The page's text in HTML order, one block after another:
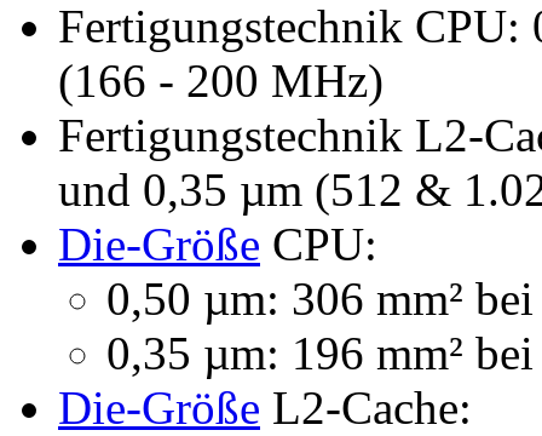
Fertigungstechnik
(166 - 200 MHz)
Fertigungstechnik L2-
und 0,35 µm (512 &
Die-Größe CPU:
0,50 µm: 306 mm²
0,35 µm: 196 mm²
Die-Größe L2-Cache: